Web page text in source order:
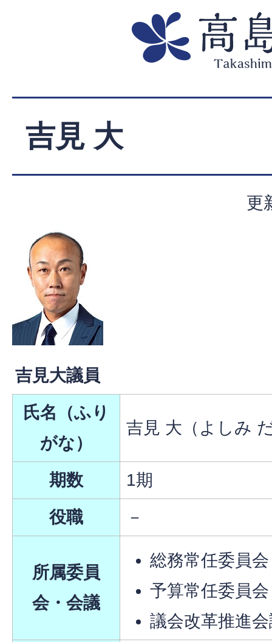
吉見 大
更
吉見大議員
氏名（ふり
がな）
吉見 大（よしみ
期数
1期
役職
－
所属委員
会・会議
総務常任委員
予算常任委員会
議会改革推進